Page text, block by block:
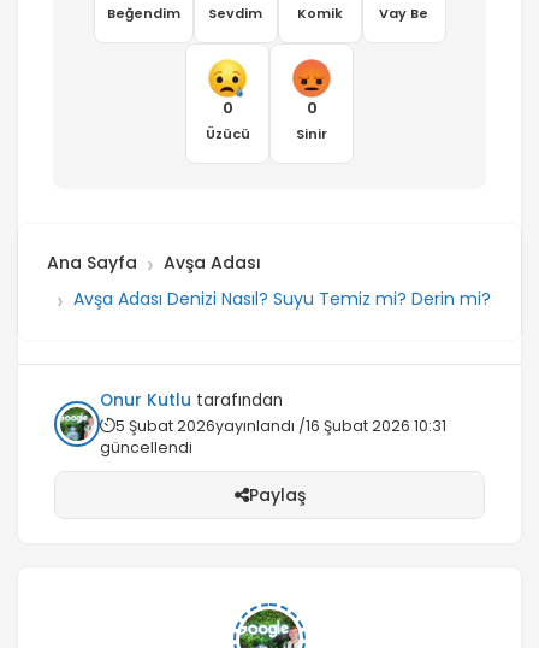
Beğendim Sevdim Komik Vay Be
0
Üzücü
0
Sinir
Ana Sayfa
Avşa Adası
Avşa Adası Denizi Nasıl? Suyu Temiz mi? Derin mi?
Onur Kutlu tarafından
5 Şubat 2026yayınlandı /16 Şubat 2026 10:31
güncellendi
Paylaş